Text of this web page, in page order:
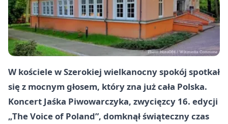
W kościele w Szerokiej wielkanocny spokój spotkał
się z mocnym głosem, który zna już cała Polska.
Koncert Jaśka Piwowarczyka, zwycięzcy 16. edycji
„The Voice of Poland”, domknął świąteczny czas